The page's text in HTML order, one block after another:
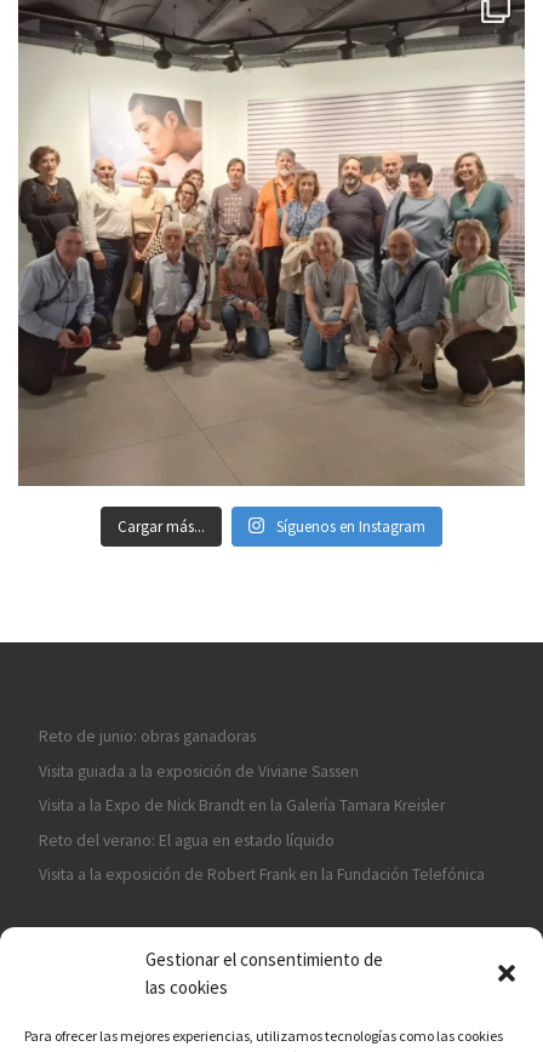
Gestionar el consentimiento de
las cookies
Para ofrecer las mejores experiencias, utilizamos tecnologías como las cookies
Cargar más... Síguenos en Instagram
Reto de junio: obras ganadoras
Visita guiada a la exposición de Viviane Sassen
Visita a la Expo de Nick Brandt en la Galería Tamara Kreisler
Reto del verano: El agua en estado líquido
Visita a la exposición de Robert Frank en la Fundación Telefónica